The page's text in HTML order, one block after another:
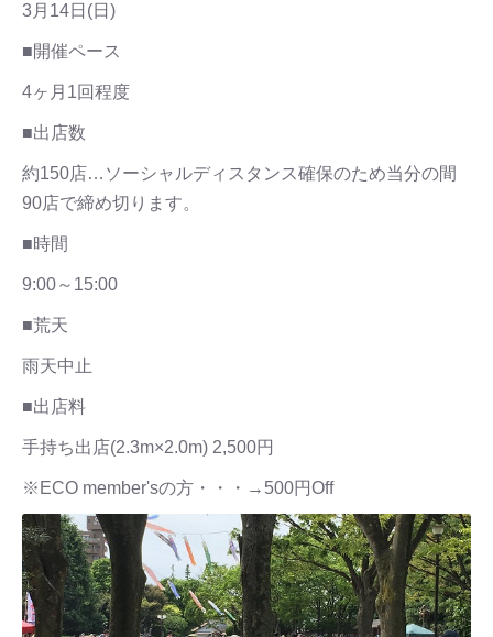
3月14日(日)
■開催ペース
4ヶ月1回程度
■出店数
約150店…ソーシャルディスタンス確保のため当分の間
90店で締め切ります。
■時間
9:00～15:00
■荒天
雨天中止
■出店料
手持ち出店(2.3m×2.0m) 2,500円
※ECO member'sの方・・・→500円Off